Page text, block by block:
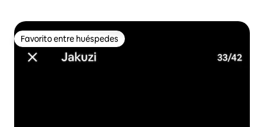
Favorito entre huéspedes
Favorito entre huéspedes